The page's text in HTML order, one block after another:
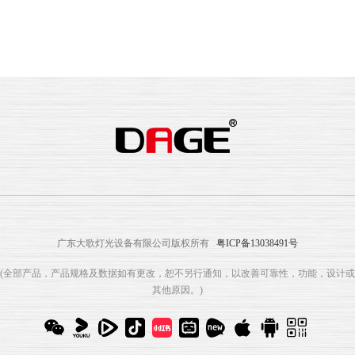
广东大歌灯光设备有限公司版权所有 粤ICP备13038491号
(全部产品，产品规格及数据如有更改，恕不另行通知，以改善可靠性，功能，设计或
其他原因。)